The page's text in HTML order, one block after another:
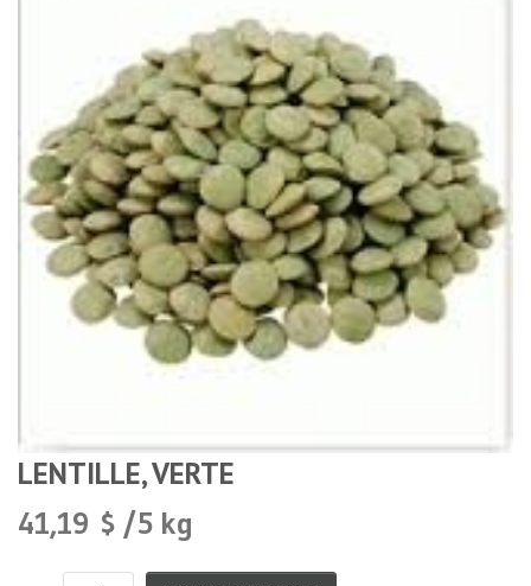
LENTILLE, VERTE
41,19 $ /5 kg